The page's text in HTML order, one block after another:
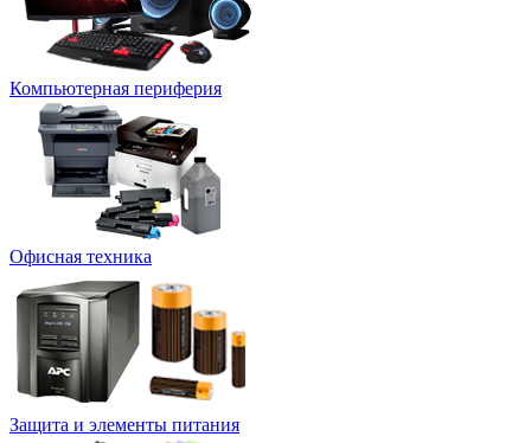
Компьютерная периферия
Офисная техника
Защита и элементы питания